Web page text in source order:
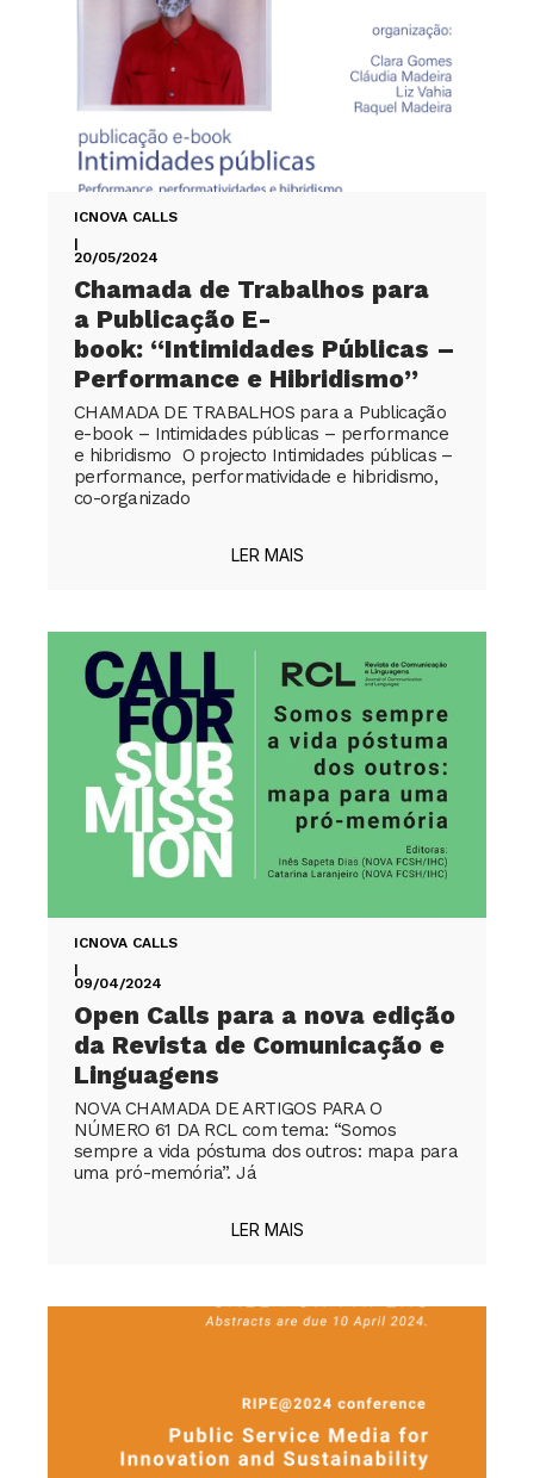
ICNOVA CALLS
|
20/05/2024
Chamada de Trabalhos para
a Publicação E-
book: “Intimidades Públicas –
Performance e Hibridismo”
CHAMADA DE TRABALHOS para a Publicação
e-book – Intimidades públicas – performance
e hibridismo O projecto Intimidades públicas –
performance, performatividade e hibridismo,
co-organizado
LER MAIS
ICNOVA CALLS
|
09/04/2024
Open Calls para a nova edição
da Revista de Comunicação e
Linguagens
NOVA CHAMADA DE ARTIGOS PARA O
NÚMERO 61 DA RCL com tema: “Somos
sempre a vida póstuma dos outros: mapa para
uma pró-memória”. Já
LER MAIS